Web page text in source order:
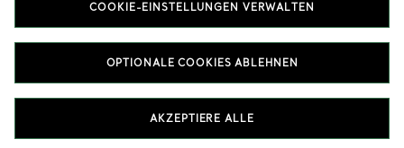
T&Co. 2026
COOKIE-EINSTELLUNGEN VERWALTEN
OPTIONALE COOKIES ABLEHNEN
AKZEPTIERE ALLE